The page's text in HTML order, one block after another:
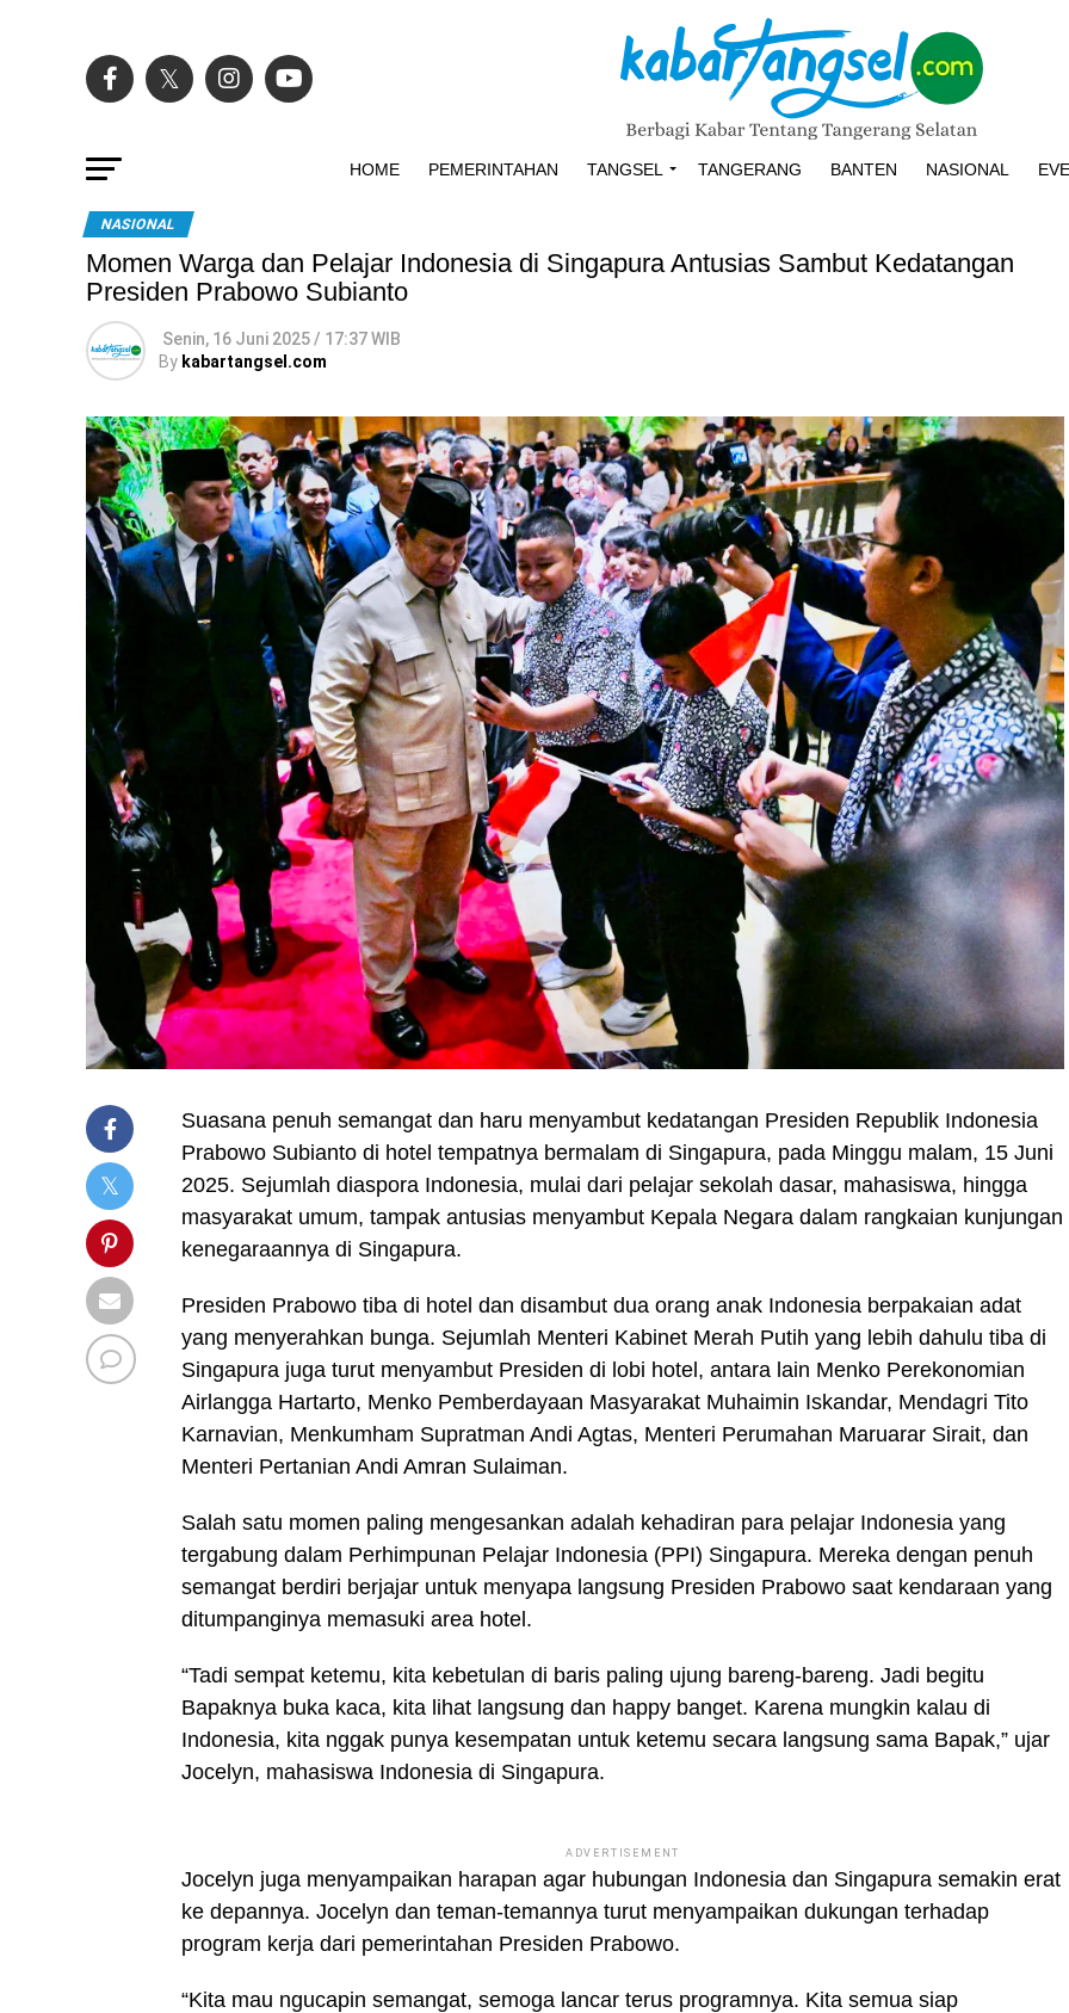
HOME PEMERINTAHAN TANGSEL TANGERANG BANTEN NASIONAL
NASIONAL
Momen Warga dan Pelajar Indonesia di Singapura Antusias Sambut Kedatangan
Presiden Prabowo Subianto
Senin, 16 Juni 2025 / 17:37 WIB
By kabartangsel.com
Suasana penuh semangat dan haru menyambut kedatangan Presiden Republik Indonesia
Prabowo Subianto di hotel tempatnya bermalam di Singapura, pada Minggu malam, 15 Juni
2025. Sejumlah diaspora Indonesia, mulai dari pelajar sekolah dasar, mahasiswa, hingga
masyarakat umum, tampak antusias menyambut Kepala Negara dalam rangkaian kunjungan
kenegaraannya di Singapura.
Presiden Prabowo tiba di hotel dan disambut dua orang anak Indonesia berpakaian adat
yang menyerahkan bunga. Sejumlah Menteri Kabinet Merah Putih yang lebih dahulu tiba di
Singapura juga turut menyambut Presiden di lobi hotel, antara lain Menko Perekonomian
Airlangga Hartarto, Menko Pemberdayaan Masyarakat Muhaimin Iskandar, Mendagri Tito
Karnavian, Menkumham Supratman Andi Agtas, Menteri Perumahan Maruarar Sirait, dan
Menteri Pertanian Andi Amran Sulaiman.
Salah satu momen paling mengesankan adalah kehadiran para pelajar Indonesia yang
tergabung dalam Perhimpunan Pelajar Indonesia (PPI) Singapura. Mereka dengan penuh
semangat berdiri berjajar untuk menyapa langsung Presiden Prabowo saat kendaraan yang
ditumpanginya memasuki area hotel.
“Tadi sempat ketemu, kita kebetulan di baris paling ujung bareng-bareng. Jadi begitu
Bapaknya buka kaca, kita lihat langsung dan happy banget. Karena mungkin kalau di
Indonesia, kita nggak punya kesempatan untuk ketemu secara langsung sama Bapak,” ujar
Jocelyn, mahasiswa Indonesia di Singapura.
ADVERTISEMENT
Jocelyn juga menyampaikan harapan agar hubungan Indonesia dan Singapura semakin erat
ke depannya. Jocelyn dan teman-temannya turut menyampaikan dukungan terhadap
program kerja dari pemerintahan Presiden Prabowo.
“Kita mau ngucapin semangat, semoga lancar terus programnya. Kita semua siap